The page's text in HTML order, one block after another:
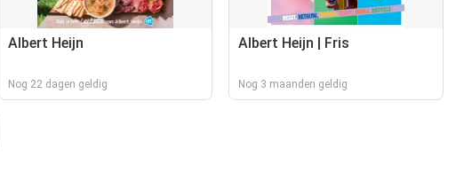
Albert Heijn
Nog 22 dagen geldig
Albert Heijn | Fris
Nog 3 maanden geldig